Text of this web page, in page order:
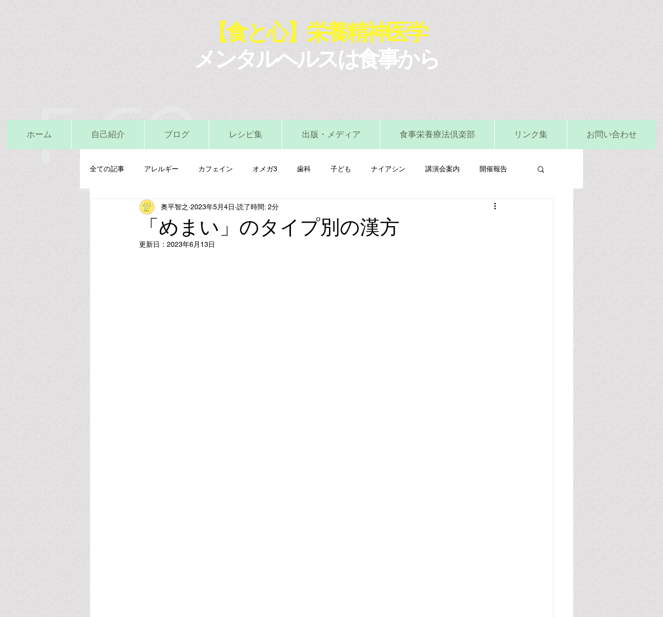
【食と心】栄養精神医学
メンタルヘルスは食事から
ホーム 自己紹介 ブログ レシピ集 出版・メディア 食事栄養療法倶楽部 リンク集 お問い合わせ
全ての記事 アレルギー カフェイン オメガ3 歯科 子ども ナイアシン 講演会案内 開催報告
栄養精神医学 鉄 亜鉛 マグネシウム
ビタミンE オキシトシン
「めまい」のタイプ別の漢方
奥平智之 2023年5月4日 読了時間: 2分
更新日： 2023年6月13日